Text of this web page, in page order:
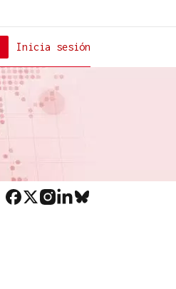
Inicia sesión